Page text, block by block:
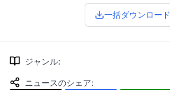
一括ダウンロード
ジャンル:
ニュースのシェア: